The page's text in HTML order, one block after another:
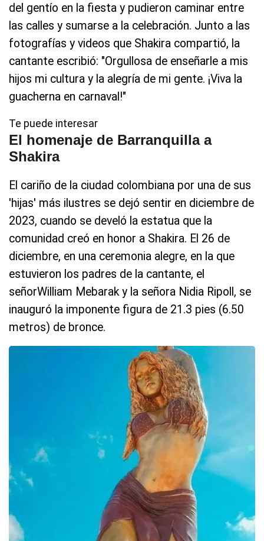
del gentío en la fiesta y pudieron caminar entre
las calles y sumarse a la celebración. Junto a las
fotografías y videos que Shakira compartió, la
cantante escribió: "Orgullosa de enseñarle a mis
hijos mi cultura y la alegría de mi gente. ¡Viva la
guacherna en carnaval!"
Te puede interesar
El homenaje de Barranquilla a
Shakira
El cariño de la ciudad colombiana por una de sus
'hijas' más ilustres se dejó sentir en diciembre de
2023, cuando se develó la estatua que la
comunidad creó en honor a Shakira. El 26 de
diciembre, en una ceremonia alegre, en la que
estuvieron los padres de la cantante, el
señorWilliam Mebarak y la señora Nidia Ripoll, se
inauguró la imponente figura de 21.3 pies (6.50
metros) de bronce.